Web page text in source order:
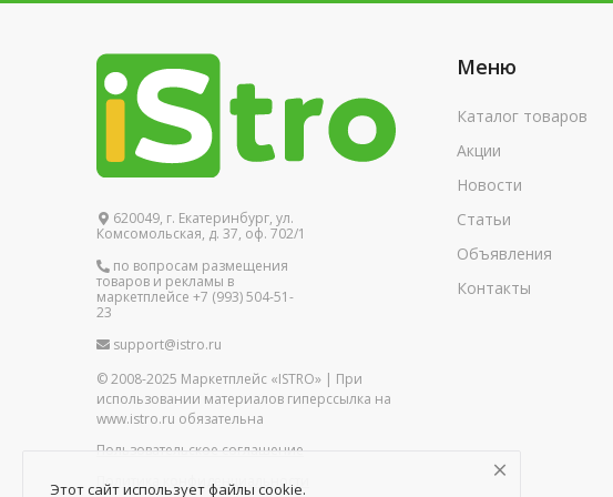
620049, г. Екатеринбург, ул.
Комсомольская, д. 37, оф. 702/1
по вопросам размещения
товаров и рекламы в
маркетплейсе +7 (993) 504-51-
23
support@istro.ru
© 2008-2025 Маркетплейс «ISTRO» | При
использовании материалов гиперссылка на
www.istro.ru обязательна
Пользовательское соглашение
Политика конфиденциальности
Меню
Каталог товаров
Акции
Новости
Статьи
Объявления
Контакты
Этот сайт использует файлы cookie.